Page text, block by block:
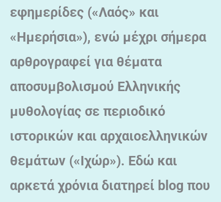
εφημερίδες («Λαός» και
«Ημερήσια»), ενώ μέχρι σήμερα
αρθρογραφεί για θέματα
αποσυμβολισμού Ελληνικής
μυθολογίας σε περιοδικό
ιστορικών και αρχαιοελληνικών
θεμάτων («Ιχώρ»). Εδώ και
αρκετά χρόνια διατηρεί blog που